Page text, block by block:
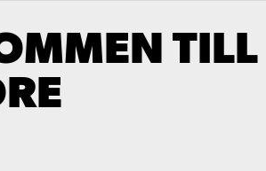
TILL